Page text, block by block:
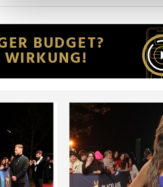
Wir verwenden Cookies, um
Website an unsere Partner für
möglicherweise mit weiteren Daten
der Dienste gesammelt haben.